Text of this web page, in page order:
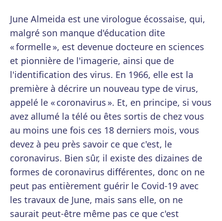
June Almeida est une virologue écossaise, qui,
malgré son manque d'éducation dite
« formelle », est devenue docteure en sciences
et pionnière de l'imagerie, ainsi que de
l'identification des virus. En 1966, elle est la
première à décrire un nouveau type de virus,
appelé le « coronavirus ». Et, en principe, si vous
avez allumé la télé ou êtes sortis de chez vous
au moins une fois ces 18 derniers mois, vous
devez à peu près savoir ce que c'est, le
coronavirus. Bien sûr, il existe des dizaines de
formes de coronavirus différentes, donc on ne
peut pas entièrement guérir le Covid-19 avec
les travaux de June, mais sans elle, on ne
saurait peut-être même pas ce que c'est